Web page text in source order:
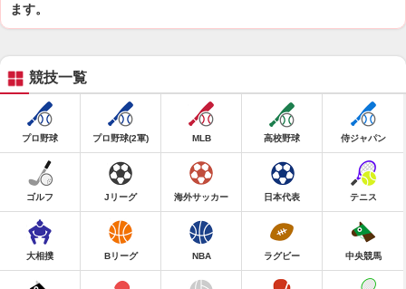
ます。
競技一覧
プロ野球 プロ野球(2軍) MLB 高校野球 侍ジャパン
ゴルフ Jリーグ 海外サッカー 日本代表 テニス
大相撲 Bリーグ NBA ラグビー 中央競馬